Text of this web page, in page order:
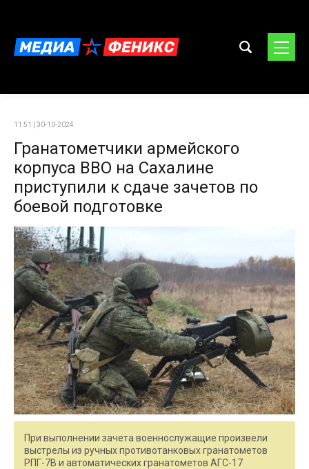
11:51 | 30-10-2024
Гранатометчики армейского
корпуса ВВО на Сахалине
приступили к сдаче зачетов по
боевой подготовке
При выполнении зачета военнослужащие произвели
выстрелы из ручных противотанковых гранатометов
РПГ-7В и автоматических гранатометов АГС-17